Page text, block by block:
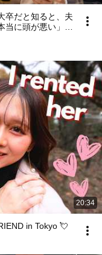
卒だと知ると、夫
に頭が悪い」私
確かめましょ
った……。
20:34
in Tokyo 💘